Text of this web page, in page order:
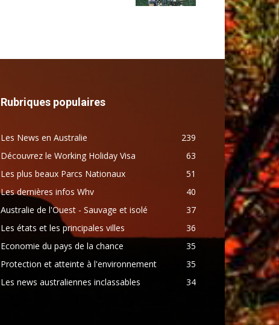
Rubriques populaires
Les News en Australie
239
Découvrez le Working Holiday Visa
63
Les plus beaux Parcs Nationaux
51
Les dernières infos Whv
40
Australie de l'Ouest - Sauvage et isolé
37
Les états et les principales villes
36
Economie du pays de la chance
35
Protection et atteinte à l'environnement
35
Les news australiennes inclassables
34